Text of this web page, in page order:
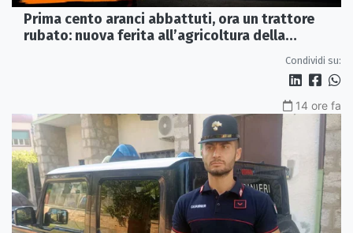
Prima cento aranci abbattuti, ora un trattore
rubato: nuova ferita all’agricoltura della
Condividi su:
14 ore fa